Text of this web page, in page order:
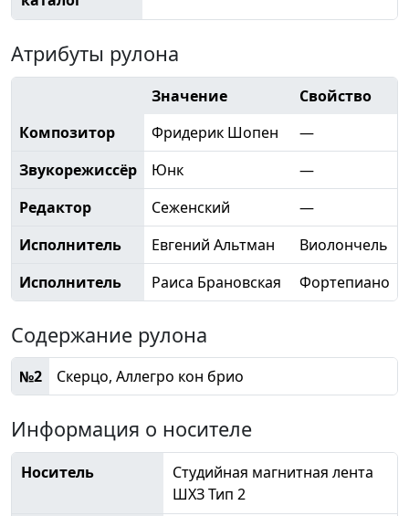
Атрибуты рулона
Значение
Свойство
Композитор
Фридерик Шопен
—
Звукорежиссёр
Юнк
—
Редактор
Сеженский
—
Исполнитель
Евгений Альтман
Виолончель
Исполнитель
Раиса Брановская Фортепиано
Содержание рулона
№2 Скерцо, Аллегро кон брио
Информация о носителе
Носитель
Студийная магнитная лента
ШХЗ Тип 2